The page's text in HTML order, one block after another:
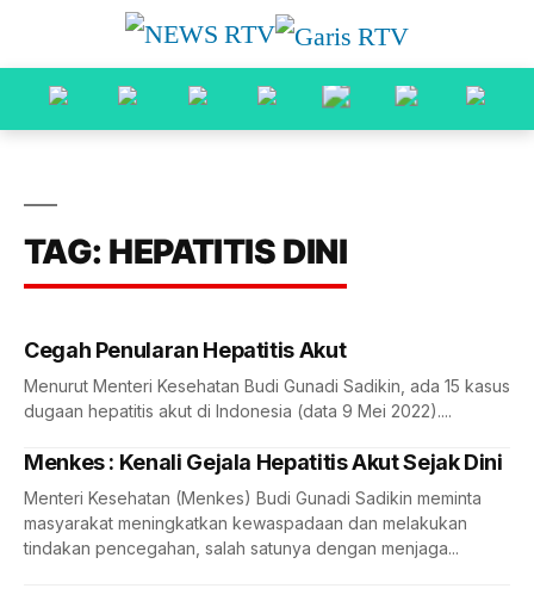
TAG: HEPATITIS DINI
Cegah Penularan Hepatitis Akut
Menurut Menteri Kesehatan Budi Gunadi Sadikin, ada 15 kasus
dugaan hepatitis akut di Indonesia (data 9 Mei 2022)....
Menkes : Kenali Gejala Hepatitis Akut Sejak Dini
Menteri Kesehatan (Menkes) Budi Gunadi Sadikin meminta
masyarakat meningkatkan kewaspadaan dan melakukan
tindakan pencegahan, salah satunya dengan menjaga...